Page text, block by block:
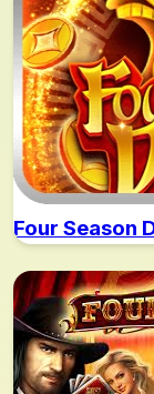
Four Season